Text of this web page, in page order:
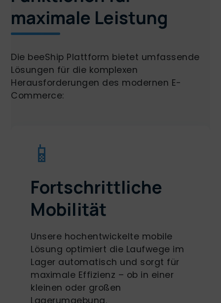
maximale Leistung
Die beeShip Plattform bietet umfassende
Lösungen für die komplexen
Herausforderungen des modernen E-
Commerce:
📱
Fortschrittliche
Mobilität
Unsere hochentwickelte mobile
Lösung optimiert die Laufwege im
Lager automatisch und sorgt für
maximale Effizienz – ob in einer
kleinen oder großen
Lagerumgebung.